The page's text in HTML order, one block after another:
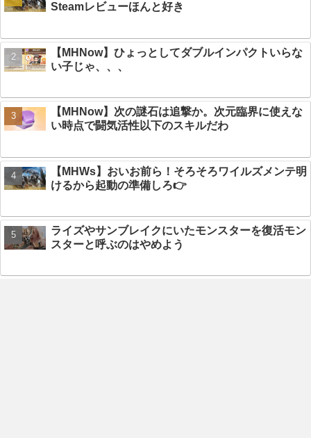
Steamレビューほんと好き
【MHNow】ひょっとしてダブルインパクトいらな
い子じゃ、、、
【MHNow】次の謎石は追撃か。次元臨界に使えな
い時点で闘気活性以下のスキルだわ
【MHWs】おいお前ら！そろそろワイルズメンテ明
けるから起動の準備しろ👉
ライズやサンブレイクにいたモンスターを復活モン
スターと呼ぶのはやめよう